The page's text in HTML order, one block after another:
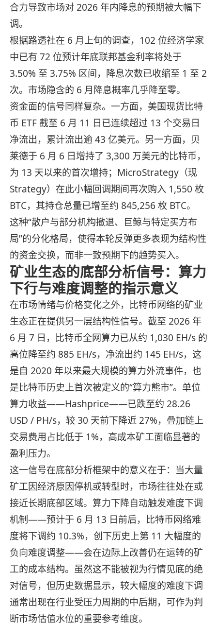
合力导致市场对 2026 年内降息的预期被大幅下
调。
根据路透社在 6 月上旬的调查，102 位经济学家
中已有 72 位预计年底联邦基金利率将处于
3.50% 至 3.75% 区间，降息次数已收缩至 1 至 2
次。市场隐含的 6 月降息概率几乎降至零。
资金面的信号同样复杂。一方面，美国现货比特
币 ETF 截至 6 月 11 日已连续超过 13 个交易日
净流出，累计流出逾 43 亿美元。另一方面，贝
莱德于 6 月 6 日增持了 3,300 万美元的比特币，
为 13 天以来的首次增持；MicroStrategy（现
Strategy）在此小幅回调期间再次购入 1,550 枚
BTC，其持仓总量已增至约 845,256 枚 BTC。
这种“散户与部分机构撤退、巨鲸与特定买方布
局”的分化格局，使得本轮反弹更多表现为结构性
的资金交换，而非一致预期下的趋势买入。
矿业生态的底部分析信号：算力
下行与难度调整的指示意义
在市场情绪与价格变化之外，比特币网络的矿业
生态正在提供另一层结构性信号。截至 2026 年
6 月 7 日，比特币全网算力已从约 1,030 EH/s 的
高位降至约 885 EH/s，净流出约 145 EH/s，这
是自 2020 年以来最大规模的算力外流事件，也
是比特币历史上首次被定义的“算力熊市”。单位
算力收益——Hashprice——已跌至约 28.26
USD / PH/s，较 30 天前下降近 27%，叠加链上
交易费用占比低于 1%，高成本矿工面临显著的
盈利压力。
这一信号在底部分析框架中的意义在于：当大量
矿工因经济原因停机或转型时，市场往往处在或
接近长期底部区域。算力下降自动触发难度下调
机制——预计于 6 月 13 日前后，比特币网络难
度将下调约 10.3%，创下历史上第 11 大幅度的
负向难度调整——会在边际上改善仍在运转的矿
工的成本结构。虽然这不能被视为行情见底的绝
对信号，但历史数据显示，较大幅度的难度下调
通常出现在行业受压力周期的中后期，可作为判
断市场估值水位的重要参考维度。